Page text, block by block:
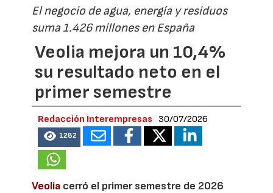
El negocio de agua, energía y residuos
suma 1.426 millones en España
Veolia mejora un 10,4%
su resultado neto en el
primer semestre
Redacción Interempresas 30/07/2026
1282
Veolia cerró el primer semestre de 2026